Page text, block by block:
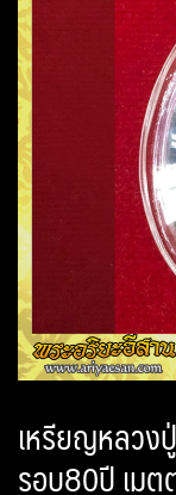
เหรียญหลวง
รอบ80ปี เมต